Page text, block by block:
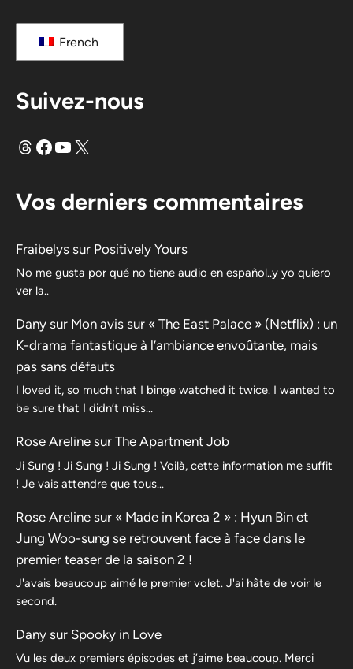
French
Suivez-nous
FilsFacebook
YouTube
X
Vos derniers commentaires
Fraibelys sur Positively Yours
No me gusta por qué no tiene audio en español..y yo quiero
ver la..
Dany sur Mon avis sur « The East Palace » (Netflix) : un
K-drama fantastique à l’ambiance envoûtante, mais
pas sans défauts
I loved it, so much that I binge watched it twice. I wanted to
be sure that I didn’t miss…
Rose Areline sur The Apartment Job
Ji Sung ! Ji Sung ! Ji Sung ! Voilà, cette information me suffit
! Je vais attendre que tous…
Rose Areline sur « Made in Korea 2 » : Hyun Bin et
Jung Woo-sung se retrouvent face à face dans le
premier teaser de la saison 2 !
J'avais beaucoup aimé le premier volet. J'ai hâte de voir le
second.
Dany sur Spooky in Love
Vu les deux premiers épisodes et j’aime beaucoup. Merci